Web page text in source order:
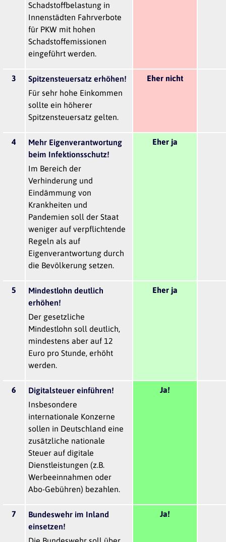
Schadstoffbelastung in
Innenstädten Fahrverbote
für PKW mit hohen
Schadstoffemissionen
eingeführt werden.
3
Spitzensteuersatz erhöhen!
Für sehr hohe Einkommen
sollte ein höherer
Spitzensteuersatz gelten.
Eher nicht
4
Mehr Eigenverantwortung
beim Infektionsschutz!
Im Bereich der
Verhinderung und
Eindämmung von
Krankheiten und
Pandemien soll der Staat
weniger auf verpflichtende
Regeln als auf
Eigenverantwortung durch
die Bevölkerung setzen.
Eher ja
5
Mindestlohn deutlich
erhöhen!
Der gesetzliche
Mindestlohn soll deutlich,
mindestens aber auf 12
Euro pro Stunde, erhöht
werden.
Eher ja
6
Digitalsteuer einführen!
Insbesondere
internationale Konzerne
sollen in Deutschland eine
zusätzliche nationale
Steuer auf digitale
Dienstleistungen (z.B.
Werbeeinnahmen oder
Abo-Gebühren) bezahlen.
Ja!
7
Bundeswehr im Inland
einsetzen!
Ja!